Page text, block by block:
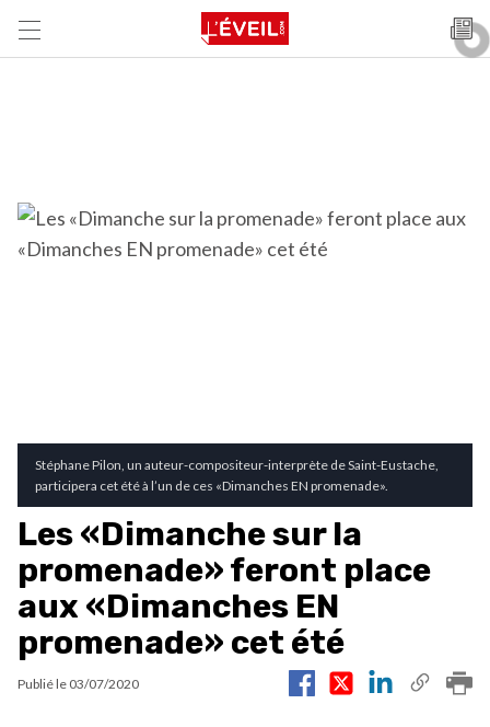
Stéphane Pilon, un auteur-compositeur-interprète de Saint-Eustache,
participera cet été à l’un de ces «Dimanches EN promenade».
Les «Dimanche sur la
promenade» feront place
aux «Dimanches EN
promenade» cet été
Publié le 03/07/2020